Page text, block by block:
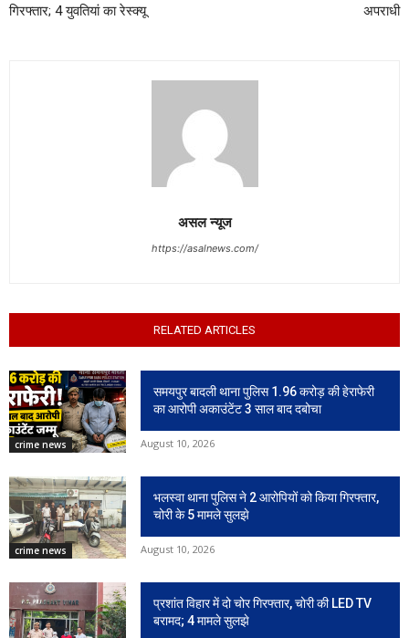
गिरफ्तार; 4 युवतियां का रेस्क्यू
अपराधी
असल न्यूज
https://asalnews.com/
RELATED ARTICLES
crime news
समयपुर बादली थाना पुलिस 1.96 करोड़ की हेराफेरी
का आरोपी अकाउंटेंट 3 साल बाद दबोचा
August 10, 2026
crime news
भलस्वा थाना पुलिस ने 2 आरोपियों को किया गिरफ्तार,
चोरी के 5 मामले सुलझे
August 10, 2026
प्रशांत विहार में दो चोर गिरफ्तार, चोरी की LED TV
बरामद; 4 मामले सुलझे